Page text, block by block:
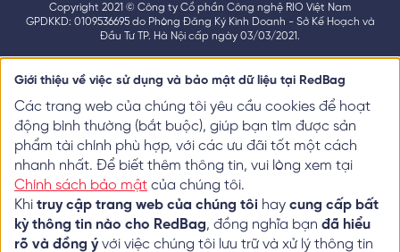
Copyright 2021 © Công ty Cổ phần Công nghệ RIO Việt Nam
GPDKKD: 0109536695 do Phòng Đăng Ký Kinh Doanh - Sở Kế Hoạch và
Đầu Tư TP. Hà Nội cấp ngày 03/03/2021.
Giới thiệu về việc sử dụng và bảo mật dữ liệu tại RedBag
Các trang web của chúng tôi yêu cầu cookies để hoạt
động bình thường (bắt buộc), giúp bạn tìm được sản
phẩm tài chính phù hợp, với các ưu đãi tốt một cách
nhanh nhất. Để biết thêm thông tin, vui lòng xem tại
Chính sách bảo mật của chúng tôi.
Khi truy cập trang web của chúng tôi hay cung cấp bất
kỳ thông tin nào cho RedBag, đồng nghĩa bạn đã hiểu
rõ và đồng ývới việc chúng tôi lưu trữ và xử lý thông tin